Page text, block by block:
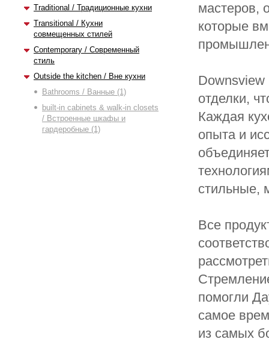
Traditional / Традиционные кухни
Transitional / Кухни
совмещенных стилей
Contemporary / Современный
стиль
Outside the kitchen / Вне кухни
Bathrooms / Ванные (1)
built-in cabinets & walk-in closets
/ Встроенные шкафы и
гардеробные (1)
мастеров,
которые
Downsview
отделки,
Каждая
опыта и
стильные,
Все
помогли
самое
из самых